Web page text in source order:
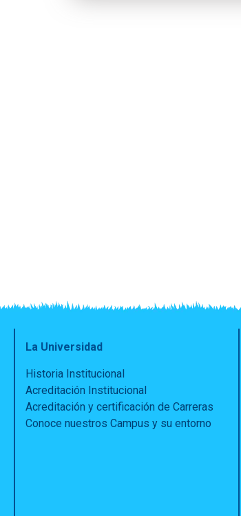
La Universidad
Historia Institucional
Acreditación Institucional
Acreditación y certificación de Carreras
Conoce nuestros Campus y su entorno